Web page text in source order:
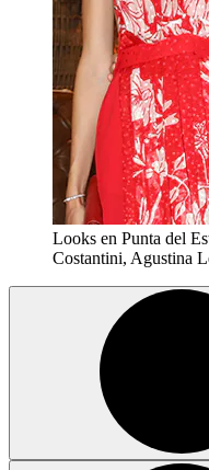
Looks en Punta del
Costantini, Agustina